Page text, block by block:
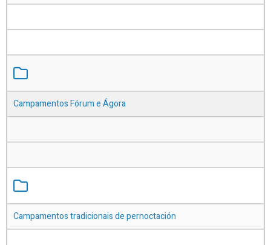
Campamentos Fórum e Ágora
Campamentos tradicionais de pernoctación